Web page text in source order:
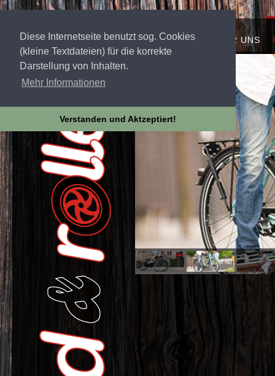
Diese Internetseite benutzt sog. Cookies
(kleine Textdateien) für die korrekte
Darstellung von Inhalten.
Mehr Informationen
Verstanden und Aktzeptiert!
STARTSEITE ÜBER UNS